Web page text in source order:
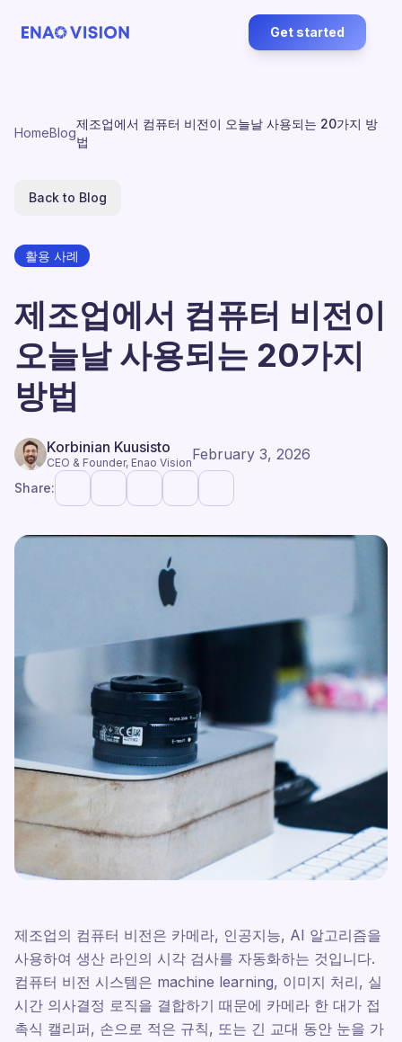
Get started
HomeBlog
제조업에서 컴퓨터 비전이 오늘날 사용되는 20가지 방
법
Back to Blog
활용 사례
제조업에서 컴퓨터 비전이
오늘날 사용되는 20가지
방법
Korbinian Kuusisto
CEO & Founder, Enao VisionFebruary 3, 2026
Share:
제조업의 컴퓨터 비전은 카메라, 인공지능, AI 알고리즘을
사용하여 생산 라인의 시각 검사를 자동화하는 것입니다.
컴퓨터 비전 시스템은 machine learning, 이미지 처리, 실
시간 의사결정 로직을 결합하기 때문에 카메라 한 대가 접
촉식 캘리퍼, 손으로 적은 규칙, 또는 긴 교대 동안 눈을 가